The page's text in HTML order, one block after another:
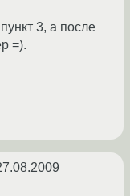
3, а после
=).